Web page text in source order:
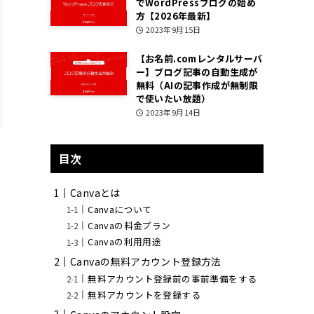
方【2026年最新】
2023年9月15日
【お名前.comレンタルサーバ
ー】ブログ記事の自動生成が
無料（AIの記事作成が無制限
で使いたい放題）
2023年9月14日
目次
Canvaとは
Canvaについて
Canvaの料金プラン
Canvaの利用用途
Canvaの無料アカウント登録方法
無料アカウント登録前の事前準備をする
無料アカウントを登録する